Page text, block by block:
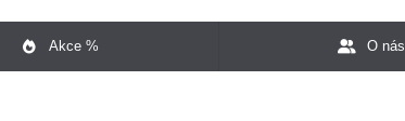
Akce % O nás